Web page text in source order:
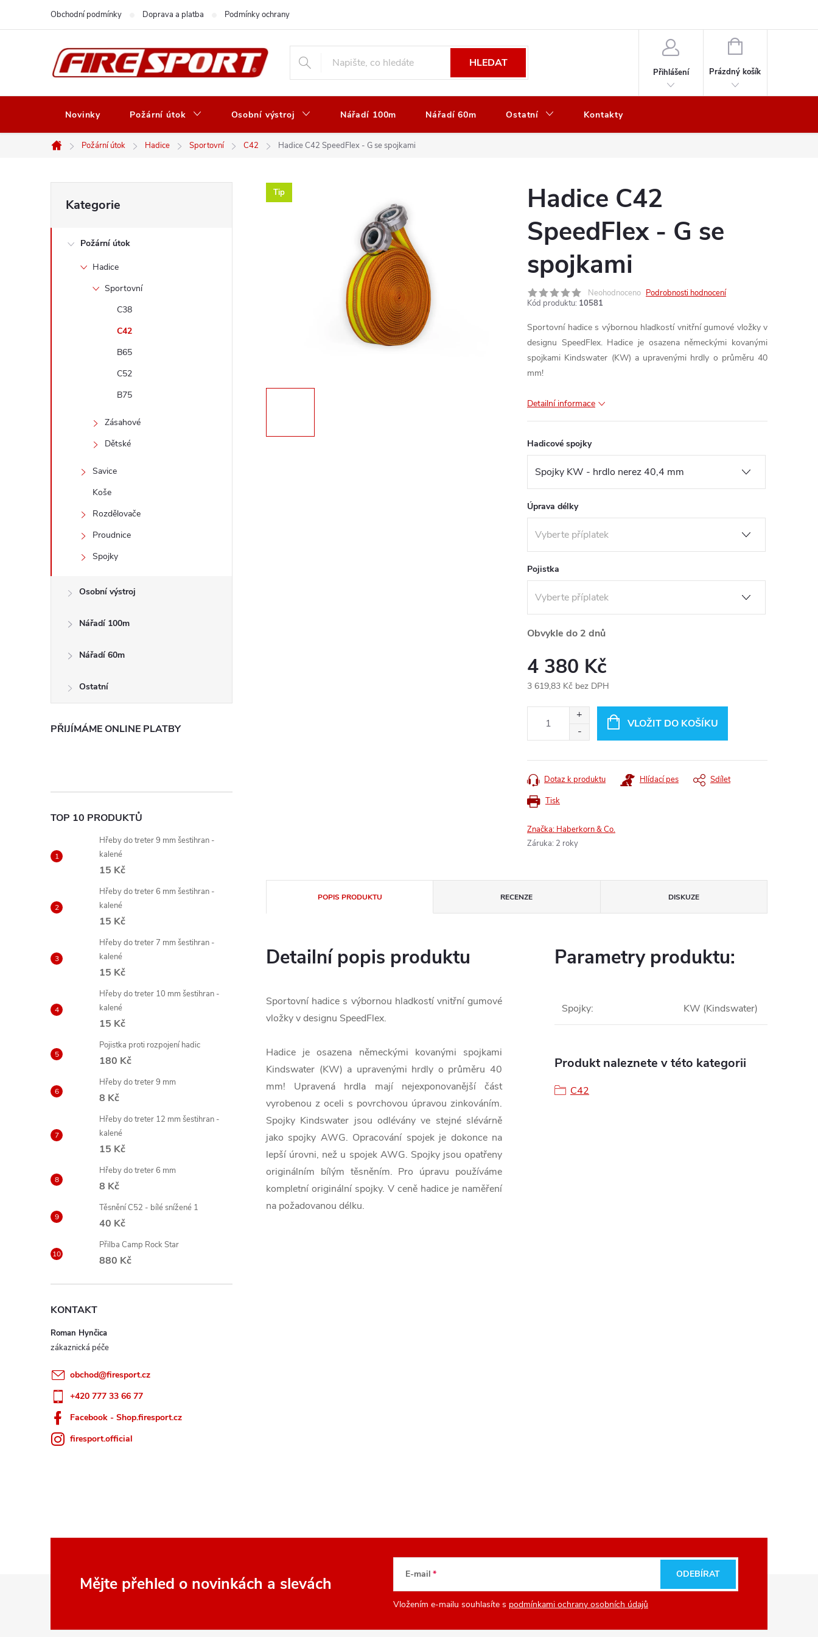
Obchodní podmínky Doprava a platba Podmínky ochrany osobních údajů
HLEDAT
Přihlášení
NÁKUPNÍ
Prázdný košík
Novinky Požární útok Osobní výstroj Nářadí 100m Nářadí 60m Ostatní Kontakty
Domů
Požární útok Hadice Sportovní C42 Hadice C42 SpeedFlex - G se spojkami
o
kategorie
Kategorie
Požární útok
Hadice
Sportovní
C38
C42
B65
C52
B75
Zásahové
Dětské
Savice
Koše
Rozdělovače
Proudnice
Spojky
Osobní výstroj
Nářadí 100m
Nářadí 60m
Ostatní
PŘIJÍMÁME ONLINE PLATBY
TOP 10 PRODUKTŮ
Hřeby do treter 9 mm šestihran -
kalené
15 Kč
Hřeby do treter 6 mm šestihran -
kalené
15 Kč
Hřeby do treter 7 mm šestihran -
kalené
15 Kč
Hřeby do treter 10 mm šestihran -
kalené
15 Kč
Pojistka proti rozpojení hadic
180 Kč
Hřeby do treter 9 mm
8 Kč
Hřeby do treter 12 mm šestihran -
kalené
15 Kč
Hřeby do treter 6 mm
8 Kč
Těsnění C52 - bílé snížené 1
40 Kč
Přilba Camp Rock Star
880 Kč
KONTAKT
Roman Hynčica
obchod@firesport.cz
+420 777 33 66 77
Facebook - Shop.firesport.cz
firesport.official
Tip
Hadice C42
SpeedFlex - G se
spojkami
Neohodnoceno Podrobnosti hodnocení
Kód produktu: 10581
Sportovní hadice s výbornou hladkostí vnitřní gumové vložky v
designu SpeedFlex. Hadice je osazena německými kovanými
spojkami Kindswater (KW) a upravenými hrdly o průměru 40
mm!
Detailní informace
Hadicové spojky
Úprava délky
Pojistka
Obvykle do 2 dnů
4 380 Kč
3 619,83 Kč bez DPH
VLOŽIT DO KOŠÍKU
Tisk
Dotaz k produktu Hlídací pes Sdílet
Značka: Haberkorn & Co.
Záruka: 2 roky
POPIS PRODUKTU RECENZE DISKUZE
Detailní popis produktu
Sportovní hadice s výbornou hladkostí vnitřní gumové
vložky v designu SpeedFlex.
Hadice je osazena německými kovanými spojkami
Kindswater (KW) a upravenými hrdly o průměru 40
mm! Upravená hrdla mají nejexponovanější část
vyrobenou z oceli s povrchovou úpravou zinkováním.
Spojky Kindswater jsou odlévány ve stejné slévárně
jako spojky AWG. Opracování spojek je dokonce na
lepší úrovni, než u spojek AWG. Spojky jsou opatřeny
originálním bílým těsněním. Pro úpravu používáme
kompletní originální spojky. V ceně hadice je naměření
na požadovanou délku.
Parametry produktu:
Spojky: KW (Kindswater)
Produkt naleznete v této kategorii
C42
Mějte přehled o novinkách a slevách E-mail
Vložením e-mailu souhlasíte s podmínkami ochrany osobních údajů
ODEBÍRAT